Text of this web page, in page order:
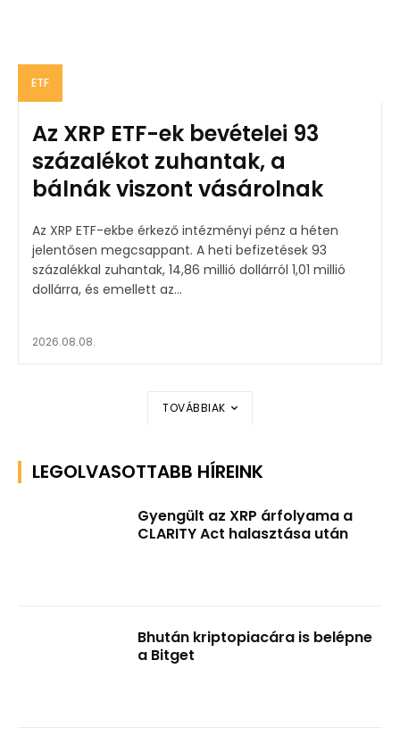
ETF
Az XRP ETF-ek bevételei 93
százalékot zuhantak, a
bálnák viszont vásárolnak
Az XRP ETF-ekbe érkező intézményi pénz a héten
jelentősen megcsappant. A heti befizetések 93
százalékkal zuhantak, 14,86 millió dollárról 1,01 millió
dollárra, és emellett az...
2026.08.08.
TOVÁBBIAK
LEGOLVASOTTABB HÍREINK
Gyengült az XRP árfolyama a
CLARITY Act halasztása után
Bhután kriptopiacára is belépne
a Bitget